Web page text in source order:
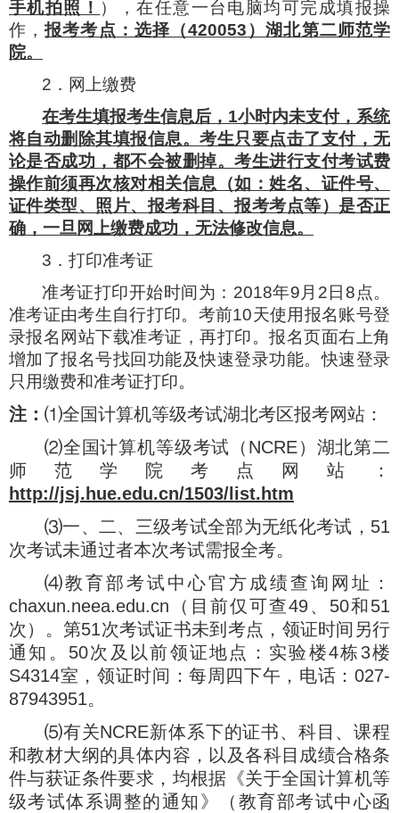
手机拍照！ ），在任意一台电脑均可完成填报操
作，报考考点：选择（420053 ）湖北第二师范学
院。
2 ．网上缴费
在考生填报考生信息后， 1小时内未支付，系统
将自动删除其填报信息。考生只要点击了支付，无
论是否成功，都不会被删掉。考生进行支付考试费
操作前须再次核对相关信息（如：姓名、证件号、
证件类型、照片、报考科目、报考考点等）是否正
确，一旦网上缴费成功，无法修改信息。
3 ．打印准考证
准考证打印开始时间为： 2018年9 月 2 日 8点。
准考证由考生自行打印。考前10天使用报名账号登
录报名网站下载准考证，再打印。报名页面右上角
增加了报名号找回功能及快速登录功能。快速登录
只用缴费和准考证打印。
注： ⑴全国计算机等级考试湖北考区报考网站：
⑵全国计算机等级考试（ NCRE）湖北第二
师范学院考点网站：
http://jsj.hue.edu.cn/1503/list.htm
⑶一、二、三级考试全部为无纸化考试， 51
次考试未通过者本次考试需报全考。
⑷教育部考试中心官方成绩查询网址：
chaxun.neea.edu.cn （目前仅可查49、 50和 51
次）。第51次考试证书未到考点，领证时间另行
通知。 50次及以前领证地点：实验楼4栋 3楼
S4314室，领证时间：每周四下午，电话： 027-
87943951。
⑸有关NCRE新体系下的证书、科目、课程
和教材大纲的具体内容，以及各科目成绩合格条
件与获证条件要求，均根据《关于全国计算机等
级考试体系调整的通知》（教育部考试中心函